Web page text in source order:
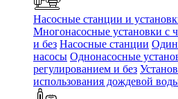
Насосные станции и
Многонасосные установки с
и без Насосные станции
насосы Однонасосные
регулированием и без
использования дождевой